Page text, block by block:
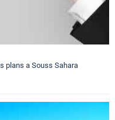
plans a Souss Sahara